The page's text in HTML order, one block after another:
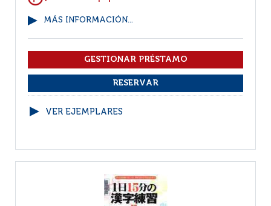
MÁS INFORMACIÓN...
VER EJEMPLARES